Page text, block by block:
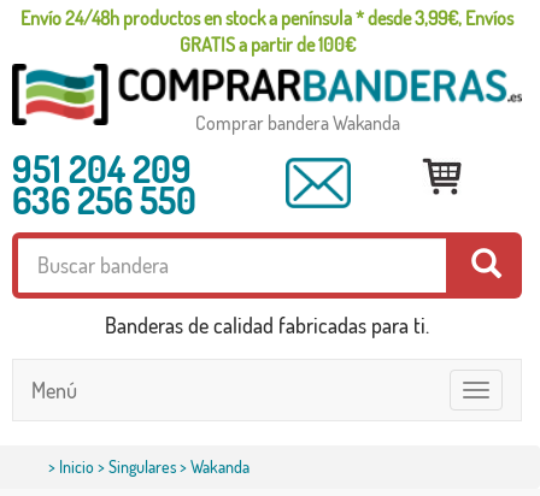
Envío 24/48h productos en stock a península * desde 3,99€, Envíos
GRATIS a partir de 100€
Comprar bandera Wakanda
951 204 209
636 256 550
Banderas de calidad fabricadas para ti.
Toggle
navigation
Menú
> Inicio>Singulares> Wakanda